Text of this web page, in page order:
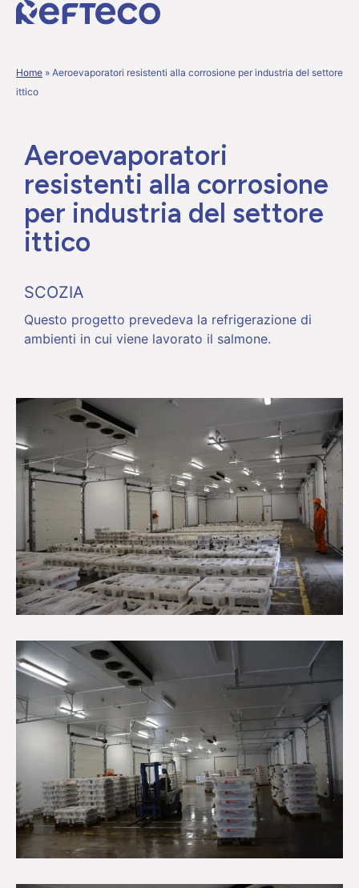
Home » Aeroevaporatori resistenti alla corrosione per industria del settore
ittico
Aeroevaporatori
resistenti alla corrosione
per industria del settore
ittico
SCOZIA
Questo progetto prevedeva la refrigerazione di
ambienti in cui viene lavorato il salmone.